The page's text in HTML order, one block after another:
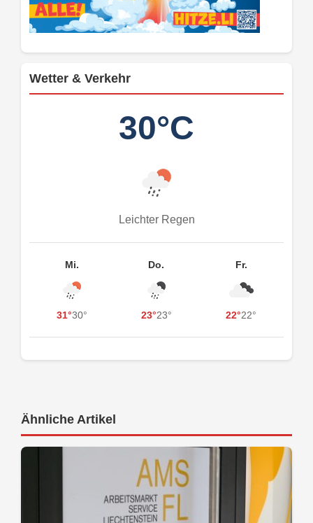
Wetter & Verkehr
30°C
Leichter Regen
Mi.
31°30°
Do.
23°23°
Fr.
22°22°
Ähnliche Artikel